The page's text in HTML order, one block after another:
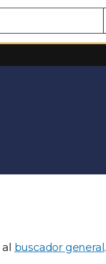
buscador general.